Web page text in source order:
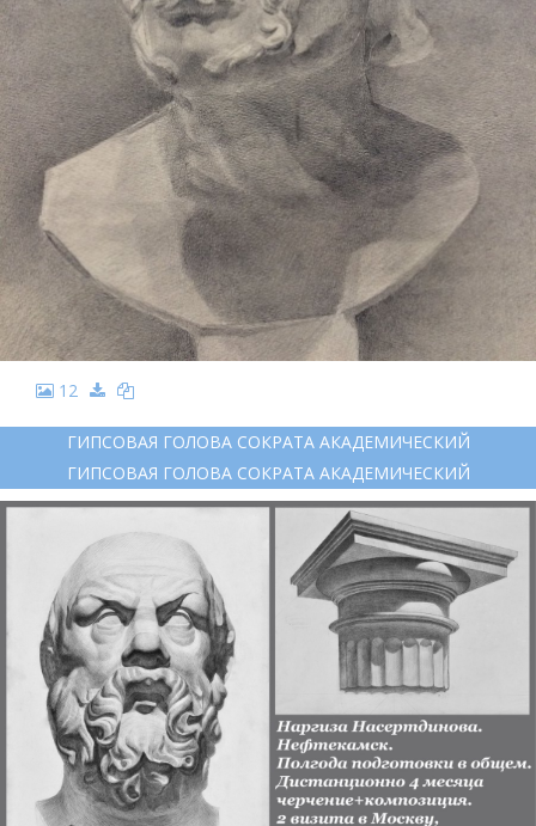
12
ГИПСОВАЯ ГОЛОВА СОКРАТА АКАДЕМИЧЕСКИЙ
ГИПСОВАЯ ГОЛОВА СОКРАТА АКАДЕМИЧЕСКИЙ